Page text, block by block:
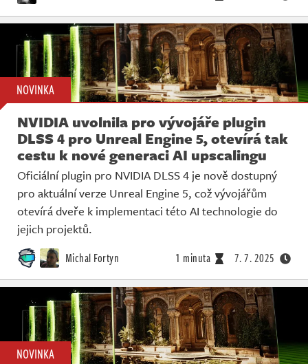
NOVINKA
NVIDIA uvolnila pro vývojáře plugin
DLSS 4 pro Unreal Engine 5, otevírá tak
cestu k nové generaci AI upscalingu
Oficiální plugin pro NVIDIA DLSS 4 je nově dostupný
pro aktuální verze Unreal Engine 5, což vývojářům
otevírá dveře k implementaci této AI technologie do
jejich projektů.
Michal Fortyn 1 minuta 7. 7. 2025
NOVINKA